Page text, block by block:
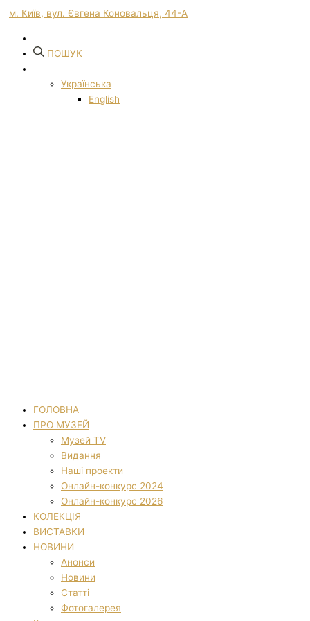
м. Київ, вул. Євгена Коновальця, 44-А
ПОШУК
Українська
English
ГОЛОВНА
ПРО МУЗЕЙ
Музей TV
Видання
Наші проекти
Онлайн-конкурс 2024
Онлайн-конкурс 2026
КОЛЕКЦІЯ
ВИСТАВКИ
НОВИНИ
Анонси
Новини
Статті
Фотогалерея